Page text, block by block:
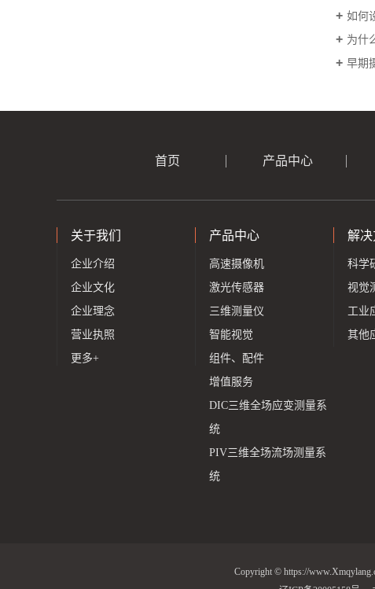
如何
为什
早期
首页 产品中心
关于我们
企业介绍
企业文化
企业理念
营业执照
更多+
产品中心
高速摄像机
激光传感器
三维测量仪
智能视觉
组件、配件
增值服务
DIC三维全场应变测量系
统
PIV三维全场流场测量系
统
解
科学
视觉
工业
其他
Copyright © https://